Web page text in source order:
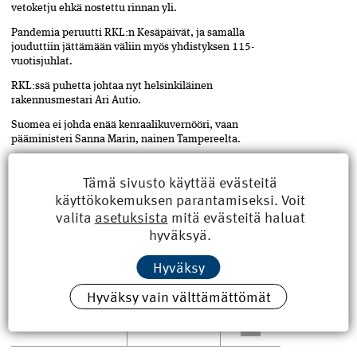
vetoketju ehkä nostettu rinnan yli.
Pandemia peruutti RKL:n Kesäpäivät, ja samalla
jouduttiin jättämään väliin myös yhdistyksen 115-
vuotisjuhlat.
RKL:ssä puhetta johtaa nyt helsinkiläinen
rakennusmestari Ari Autio.
Suomea ei johda enää kenraalikuvernööri, vaan
pääministeri Sanna Marin, nainen Tampereelta.
Ja Rakennustaito ilmestyy yhä.
Teksti Maria-Elena Ehrnrooth, kuvat RKL:n arkisto
rakennusmestari,RKL
Tämä sivusto käyttää evästeitä
käyttökokemuksen parantamiseksi. Voit
valita asetuksista mitä evästeitä haluat
hyväksyä.
Hyväksy
Hyväksy vain välttämättömät